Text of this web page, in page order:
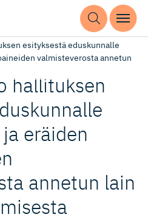
esityksestä eduskunnalle
valmisteverosta annetun
hallituksen
eräiden
annetun lain